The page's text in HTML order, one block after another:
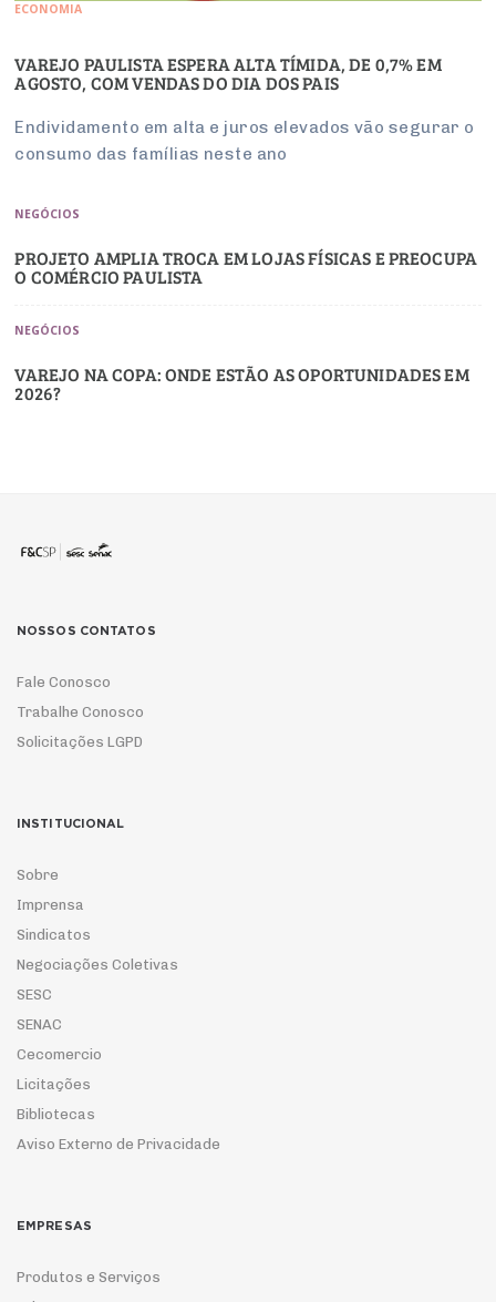
ECONOMIA
VAREJO PAULISTA ESPERA ALTA TÍMIDA, DE 0,7% EM
AGOSTO, COM VENDAS DO DIA DOS PAIS
Endividamento em alta e juros elevados vão segurar o
consumo das famílias neste ano
NEGÓCIOS
PROJETO AMPLIA TROCA EM LOJAS FÍSICAS E PREOCUPA
O COMÉRCIO PAULISTA
NEGÓCIOS
VAREJO NA COPA: ONDE ESTÃO AS OPORTUNIDADES EM
2026?
NOSSOS CONTATOS
Fale Conosco
Trabalhe Conosco
Solicitações LGPD
INSTITUCIONAL
Sobre
Imprensa
Sindicatos
Negociações Coletivas
SESC
SENAC
Cecomercio
Licitações
Bibliotecas
Aviso Externo de Privacidade
EMPRESAS
Produtos e Serviços